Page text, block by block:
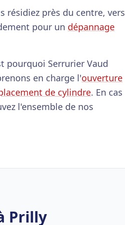
résidiez près du centre, vers
pour un dépannage
pourquoi Serrurier Vaud
en charge l'ouverture
de cylindre. En cas
l'ensemble de nos
Prilly